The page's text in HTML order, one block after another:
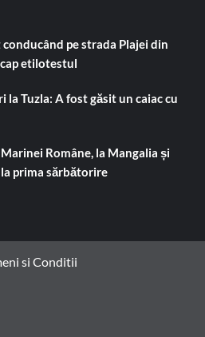
pe strada Plajei din
etilotestul
la Tuzla: A fost găsit un caiac cu
Române, la Mangalia și
prima sărbătorire
si Conditii